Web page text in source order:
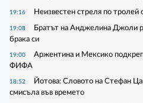
19:16 Неизвестен стреля по тролей
19:08
Братът на Анджелина Джоли
брака си
19:00
Аржентина и Мексико
ФИФА
18:52
Йотова: Словото на Стефан
смисъла във времето